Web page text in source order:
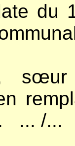
du
... /...